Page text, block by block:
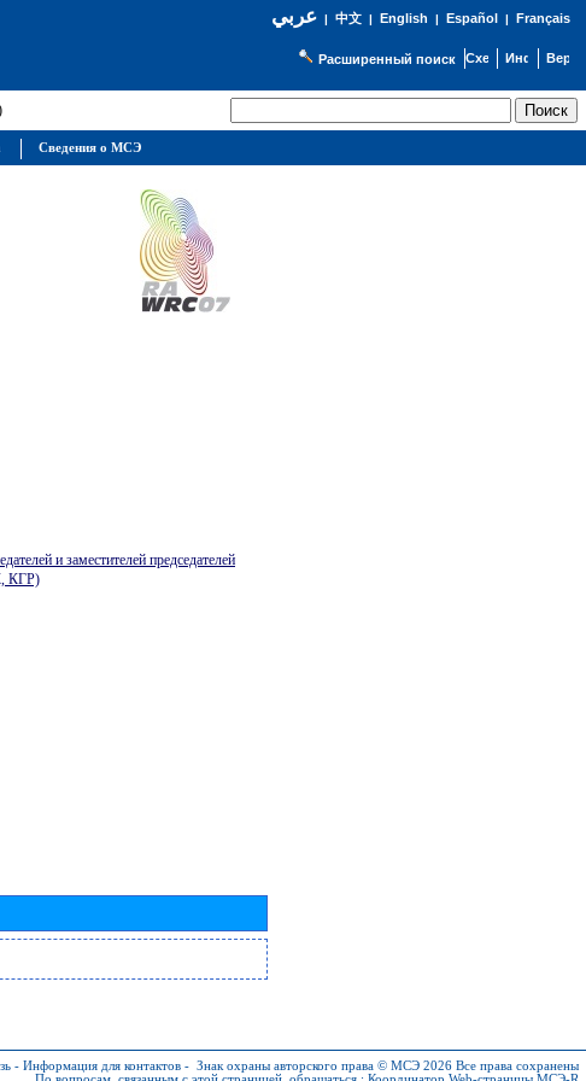
عربي| 中文| English | Español | Français
Расширенный поиск
и заместителей председателей
КГР)
- Информация для контактов - Знак охраны авторского права © МСЭ 2026 Все права сохранены
Сведения о МСЭ